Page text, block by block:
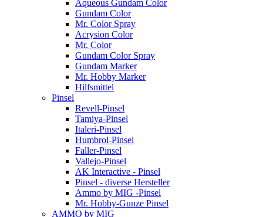
Aqueous Gundam Color
Gundam Color
Mr. Color Spray
Acrysion Color
Mr. Color
Gundam Color Spray
Gundam Marker
Mr. Hobby Marker
Hilfsmittel
Pinsel
Revell-Pinsel
Tamiya-Pinsel
Italeri-Pinsel
Humbrol-Pinsel
Faller-Pinsel
Vallejo-Pinsel
AK Interactive - Pinsel
Pinsel - diverse Hersteller
Ammo by MIG -Pinsel
Mr. Hobby-Gunze Pinsel
AMMO by MIG